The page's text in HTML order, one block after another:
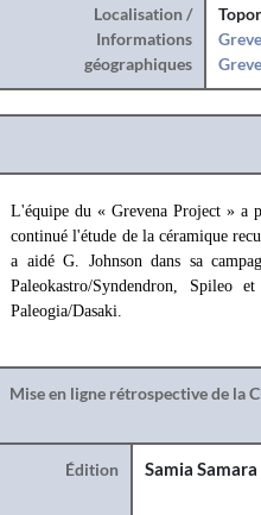
Localisation /
Informations
géographiques
L'équipe du « Grevena Project » a
continué l'étude de la céramique
a aidé G. Johnson dans sa
Paleokastro/Syndendron, Spileo
Paleogia/Dasaki.
Mise en ligne rétrospective de la
Édition Samia Samara